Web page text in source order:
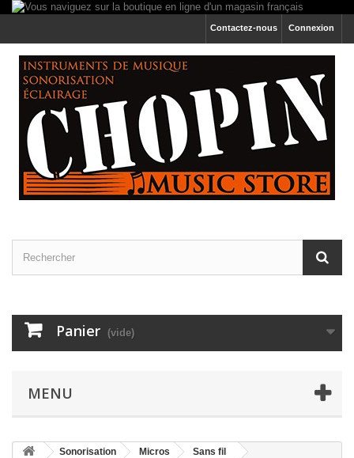
Connexion
Contactez-nous
Panier (vide)
MENU
Sonorisation Micros
Sans fil